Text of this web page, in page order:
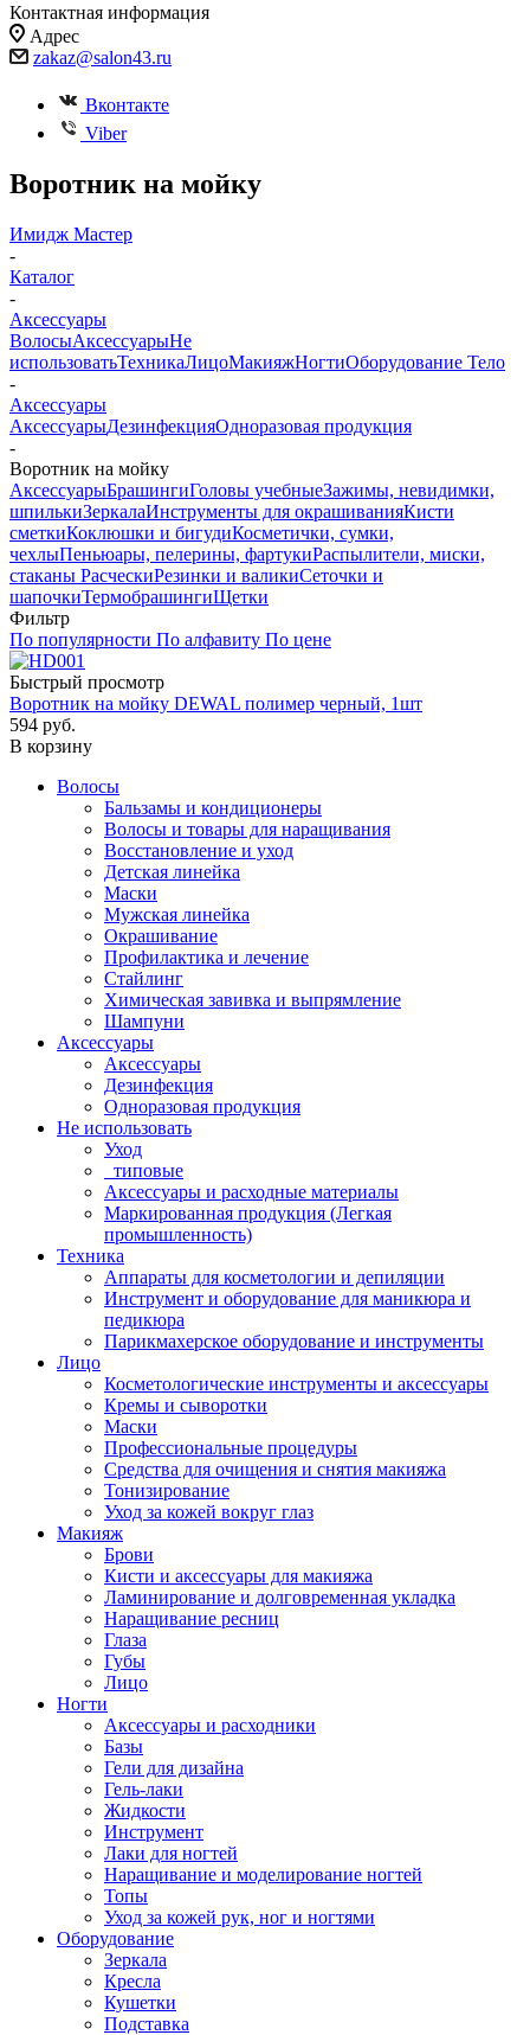
Контактная информация
Адрес
zakaz@salon43.ru
Вконтакте
Viber
Воротник на мойку
Имидж Мастер
-
Каталог
-
Аксессуары
ВолосыАксессуарыНе
использоватьТехникаЛицоМакияжНогтиОборудование Тело
-
Аксессуары
АксессуарыДезинфекцияОдноразовая продукция
-
Воротник на мойку
АксессуарыБрашингиГоловы учебныеЗажимы, невидимки,
шпилькиЗеркалаИнструменты для окрашиванияКисти
сметкиКоклюшки и бигудиКосметички, сумки,
чехлыПеньюары, пелерины, фартукиРаспылители, миски,
стаканы РасческиРезинки и валикиСеточки и
шапочкиТермобрашингиЩетки
Фильтр
По популярности По алфавиту По цене
Быстрый просмотр
Воротник на мойку DEWAL полимер черный, 1шт
594 руб.
В корзину
Волосы
Бальзамы и кондиционеры
Волосы и товары для наращивания
Восстановление и уход
Детская линейка
Маски
Мужская линейка
Окрашивание
Профилактика и лечение
Стайлинг
Химическая завивка и выпрямление
Шампуни
Аксессуары
Аксессуары
Дезинфекция
Одноразовая продукция
Не использовать
Уход
_типовые
Аксессуары и расходные материалы
Маркированная продукция (Легкая
промышленность)
Техника
Аппараты для косметологии и депиляции
Инструмент и оборудование для маникюра и
педикюра
Парикмахерское оборудование и инструменты
Лицо
Косметологические инструменты и аксессуары
Кремы и сыворотки
Маски
Профессиональные процедуры
Средства для очищения и снятия макияжа
Тонизирование
Уход за кожей вокруг глаз
Макияж
Брови
Кисти и аксессуары для макияжа
Ламинирование и долговременная укладка
Наращивание ресниц
Глаза
Губы
Лицо
Ногти
Аксессуары и расходники
Базы
Гели для дизайна
Гель-лаки
Жидкости
Инструмент
Лаки для ногтей
Наращивание и моделирование ногтей
Топы
Уход за кожей рук, ног и ногтями
Оборудование
Зеркала
Кресла
Кушетки
Подставка